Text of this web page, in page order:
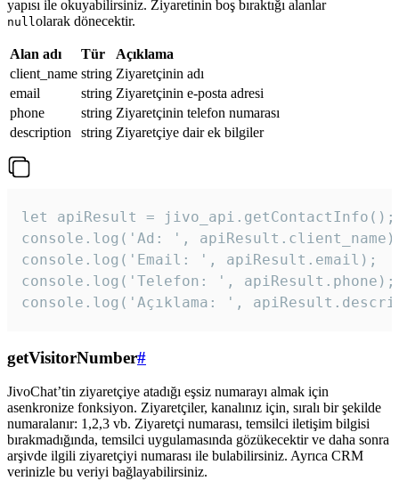
yapısı ile okuyabilirsiniz. Ziyaretinin boş bıraktığı alanlar
null olarak dönecektir.
Alan adı Tür
Açıklama
client_name string Ziyaretçinin adı
email
string Ziyaretçinin e-posta adresi
phone
string Ziyaretçinin telefon numarası
description
string Ziyaretçiye dair ek bilgiler
let apiResult = jivo_api.getContactInfo();
console.log('Ad: ',
console.log('Email: ', apiResult.email);
console.log('Telefon: ', apiResult.phone);
console.log('Açıklama: ',
getVisitorNumber#
JivoChat’tin ziyaretçiye atadığı eşsiz numarayı almak için
asenkronize fonksiyon. Ziyaretçiler, kanalınız için, sıralı bir şekilde
numaralanır: 1,2,3 vb. Ziyaretçi numarası, temsilci iletişim bilgisi
bırakmadığında, temsilci uygulamasında gözükecektir ve daha sonra
arşivde ilgili ziyaretçiyi numarası ile bulabilirsiniz. Ayrıca CRM
verinizle bu veriyi bağlayabilirsiniz.